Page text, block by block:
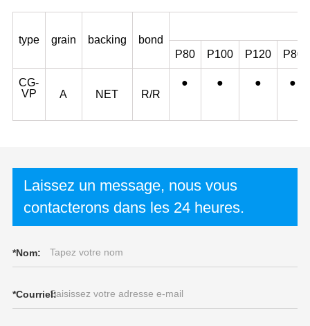
type grain backing
bond
P80
P100 P120 P80
CG-
VP
A NET R/R
● ● ● ●
Laissez un message, nous vous
contacterons dans les 24 heures.
*Nom:
*Courriel: